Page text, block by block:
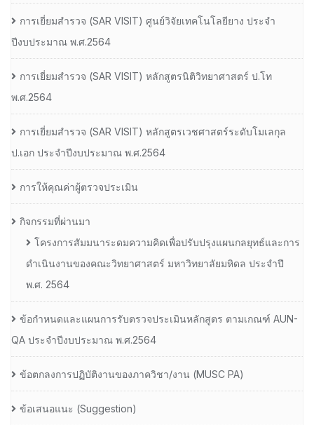
การเยี่ยมสํารวจ (SAR VISIT) ศูนย์วิจัยเทคโนโลยียาง ประจํา
ปีงบประมาณ พ.ศ.2564
การเยี่ยมสํารวจ (SAR VISIT) หลักสูตรนิติวิทยาศาสตร์ ป.โท
พ.ศ.2564
การเยี่ยมสํารวจ (SAR VISIT) หลักสูตรเวชศาสตร์ระดับโมเลกุล
ป.เอก ประจําปีงบประมาณ พ.ศ.2564
การให้คุณค่าผู้ตรวจประเมิน
กิจกรรมที่ผ่านมา
โครงการสัมมนาระดมความคิดเพื่อปรับปรุงแผนกลยุทธ์และการ
ดำเนินงานของคณะวิทยาศาสตร์ มหาวิทยาลัยมหิดล ประจำปี
พ.ศ. 2564
ข้อกำหนดและแผนการรับตรวจประเมินหลักสูตร ตามเกณฑ์ AUN-
QA ประจำปีงบประมาณ พ.ศ.2564
ข้อตกลงการปฏิบัติงานของภาควิชา/งาน (MUSC PA)
ข้อเสนอแนะ (Suggestion)